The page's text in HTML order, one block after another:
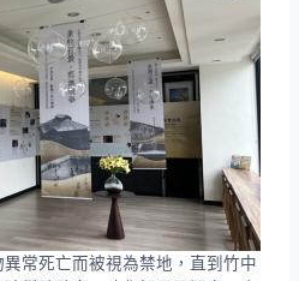
常死亡而被視為禁地，直到竹中